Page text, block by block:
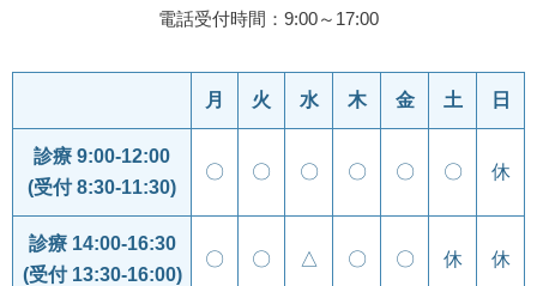
電話受付時間：9:00～17:00
月 火 水 木 金 土 日
診療 9:00-12:00
(受付 8:30-11:30)
〇 〇 〇 〇 〇 〇 休
診療 14:00-16:30
(受付 13:30-16:00)
〇 〇 △ 〇 〇 休 休